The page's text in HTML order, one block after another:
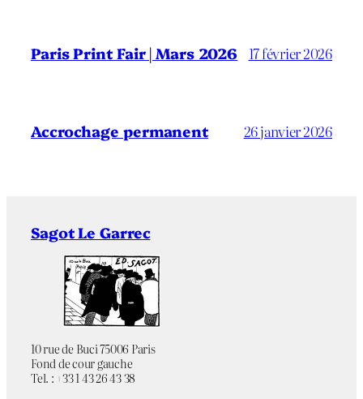
Paris Print Fair | Mars 2026 17 février 2026
Accrochage permanent 26 janvier 2026
Sagot Le Garrec
10 rue de Buci 75006 Paris
Fond de cour gauche
Tel. : +33 1 43 26 43 38